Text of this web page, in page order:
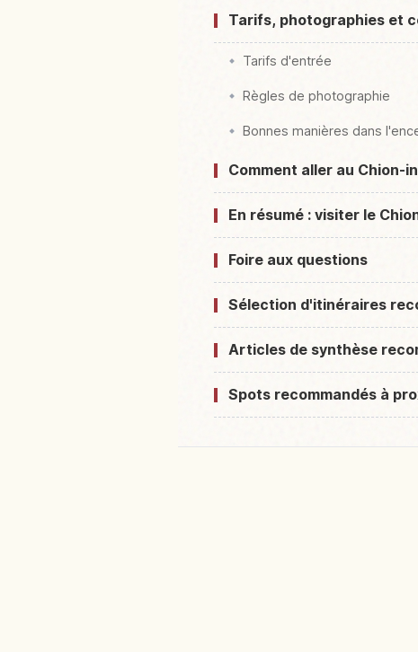
Tarifs, photographies et
Tarifs d'entrée
Règles de photographie
Bonnes manières dans
Comment aller au Chion-
En résumé : visiter le
Foire aux questions
Sélection d'itinéraires
Articles de synthèse
Spots recommandés à